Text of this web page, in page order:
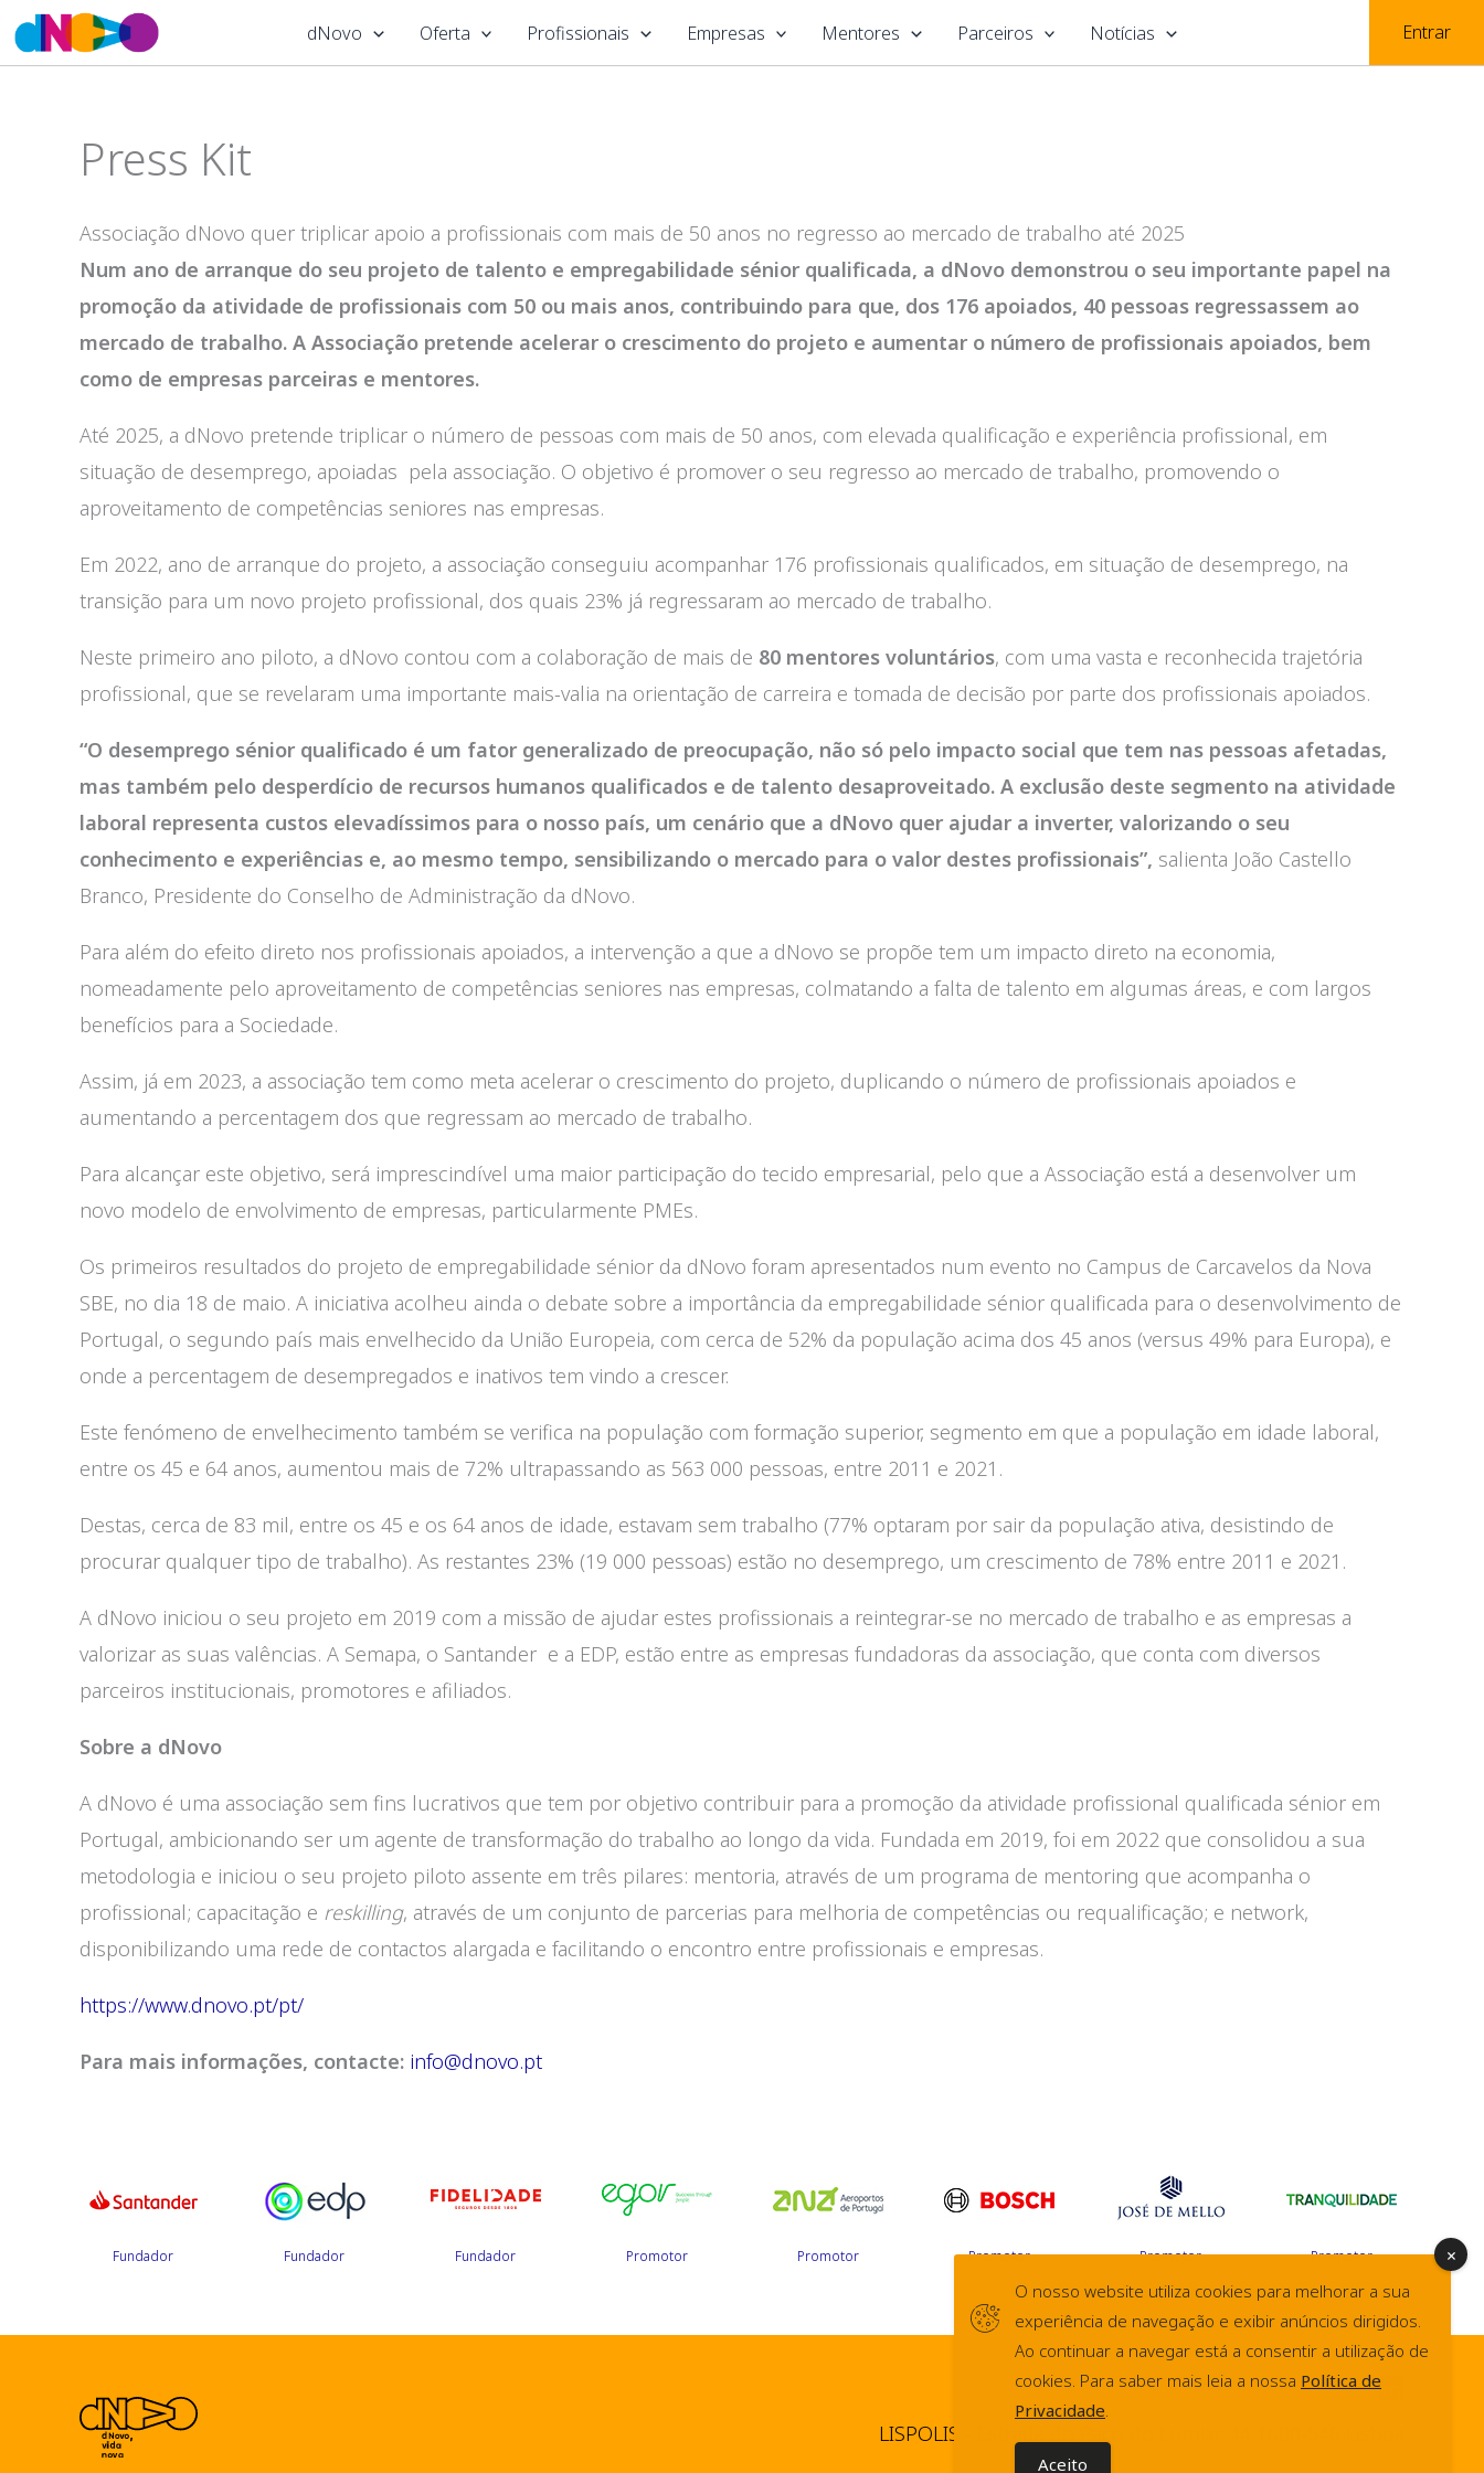
Skip
to
dNovo Oferta Profissionais Empresas Mentores Parceiros Notícias Entrar
Press Kit
Associação dNovo quer triplicar apoio a profissionais com mais de 50 anos no regresso ao mercado de trabalho até 2025
Num ano de arranque do seu projeto de talento e empregabilidade sénior qualificada, a dNovo demonstrou o seu importante papel na
promoção da atividade de profissionais com 50 ou mais anos, contribuindo para que, dos 176 apoiados, 40 pessoas regressassem ao
mercado de trabalho. A Associação pretende acelerar o crescimento do projeto e aumentar o número de profissionais apoiados, bem
como de empresas parceiras e mentores.
Até 2025, a dNovo pretende triplicar o número de pessoas com mais de 50 anos, com elevada qualificação e experiência profissional, em
situação de desemprego, apoiadas pela associação. O objetivo é promover o seu regresso ao mercado de trabalho, promovendo o
aproveitamento de competências seniores nas empresas.
Em 2022, ano de arranque do projeto, a associação conseguiu acompanhar 176 profissionais qualificados, em situação de desemprego, na
transição para um novo projeto profissional, dos quais 23% já regressaram ao mercado de trabalho.
Neste primeiro ano piloto, a dNovo contou com a colaboração de mais de 80 mentores voluntários, com uma vasta e reconhecida trajetória
profissional, que se revelaram uma importante mais-valia na orientação de carreira e tomada de decisão por parte dos profissionais apoiados.
“O desemprego sénior qualificado é um fator generalizado de preocupação, não só pelo impacto social que tem nas pessoas afetadas,
mas também pelo desperdício de recursos humanos qualificados e de talento desaproveitado. A exclusão deste segmento na atividade
laboral representa custos elevadíssimos para o nosso país, um cenário que a dNovo quer ajudar a inverter, valorizando o seu
conhecimento e experiências e, ao mesmo tempo, sensibilizando o mercado para o valor destes profissionais”, salienta João Castello
Branco, Presidente do Conselho de Administração da dNovo.
Para além do efeito direto nos profissionais apoiados, a intervenção a que a dNovo se propõe tem um impacto direto na economia,
nomeadamente pelo aproveitamento de competências seniores nas empresas, colmatando a falta de talento em algumas áreas, e com largos
benefícios para a Sociedade.
Assim, já em 2023, a associação tem como meta acelerar o crescimento do projeto, duplicando o número de profissionais apoiados e
aumentando a percentagem dos que regressam ao mercado de trabalho.
Para alcançar este objetivo, será imprescindível uma maior participação do tecido empresarial, pelo que a Associação está a desenvolver um
novo modelo de envolvimento de empresas, particularmente PMEs.
Os primeiros resultados do projeto de empregabilidade sénior da dNovo foram apresentados num evento no Campus de Carcavelos da Nova
SBE, no dia 18 de maio. A iniciativa acolheu ainda o debate sobre a importância da empregabilidade sénior qualificada para o desenvolvimento de
Portugal, o segundo país mais envelhecido da União Europeia, com cerca de 52% da população acima dos 45 anos (versus 49% para Europa), e
onde a percentagem de desempregados e inativos tem vindo a crescer.
Este fenómeno de envelhecimento também se verifica na população com formação superior, segmento em que a população em idade laboral,
entre os 45 e 64 anos, aumentou mais de 72% ultrapassando as 563 000 pessoas, entre 2011 e 2021.
Destas, cerca de 83 mil, entre os 45 e os 64 anos de idade, estavam sem trabalho (77% optaram por sair da população ativa, desistindo de
procurar qualquer tipo de trabalho). As restantes 23% (19 000 pessoas) estão no desemprego, um crescimento de 78% entre 2011 e 2021.
A dNovo iniciou o seu projeto em 2019 com a missão de ajudar estes profissionais a reintegrar-se no mercado de trabalho e as empresas a
valorizar as suas valências. A Semapa, o Santander e a EDP, estão entre as empresas fundadoras da associação, que conta com diversos
parceiros institucionais, promotores e afiliados.
Sobre a dNovo
A dNovo é uma associação sem fins lucrativos que tem por objetivo contribuir para a promoção da atividade profissional qualificada sénior em
Portugal, ambicionando ser um agente de transformação do trabalho ao longo da vida. Fundada em 2019, foi em 2022 que consolidou a sua
metodologia e iniciou o seu projeto piloto assente em três pilares: mentoria, através de um programa de mentoring que acompanha o
profissional; capacitação e reskilling, através de um conjunto de parcerias para melhoria de competências ou requalificação; e network,
disponibilizando uma rede de contactos alargada e facilitando o encontro entre profissionais e empresas.
https://www.dnovo.pt/pt/
Para mais informações, contacte: info@dnovo.pt
Fundador Fundador Fundador Promotor Promotor Promotor Promotor Promotor
LISPOLIS - Estrada do Paço do Lumiar, 44 1600-546 Lisboa
O nosso website utiliza cookies para melhorar a sua
experiência de navegação e exibir anúncios dirigidos.
Ao continuar a navegar está a consentir a utilização de
cookies. Para saber mais leia a nossa Política de
Privacidade.
Aceito